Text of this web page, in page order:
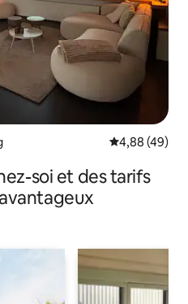
Évaluation
4,88 (49)
soi et des tarifs